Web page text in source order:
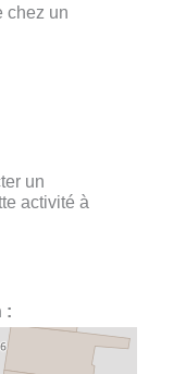
chez un
un
activité à
: